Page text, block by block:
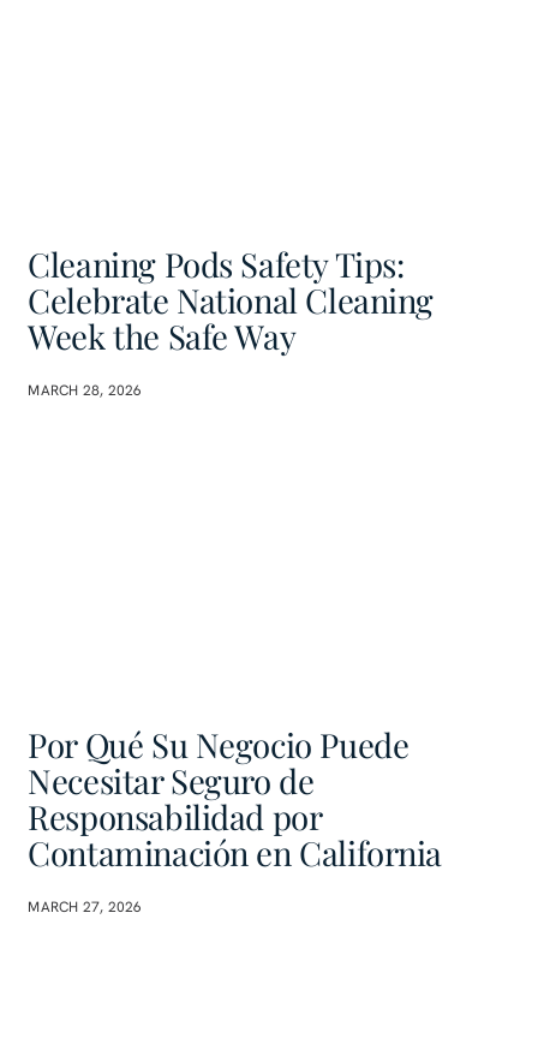
Cleaning Pods Safety Tips:
Celebrate National Cleaning
Week the Safe Way
MARCH 28, 2026
Por Qué Su Negocio Puede
Necesitar Seguro de
Responsabilidad por
Contaminación en California
MARCH 27, 2026